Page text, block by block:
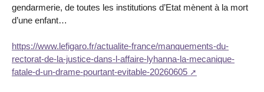
gendarmerie, de toutes les institutions d’Etat mènent à la mort
d’une enfant…
https://www.lefigaro.fr/actualite-france/manquements-du-
rectorat-de-la-justice-dans-l-affaire-lyhanna-la-mecanique-
fatale-d-un-drame-pourtant-evitable-20260605